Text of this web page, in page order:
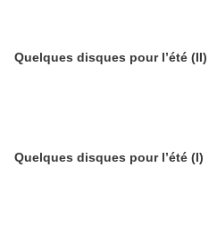
Quelques disques pour l’été (II)
Quelques disques pour l’été (I)